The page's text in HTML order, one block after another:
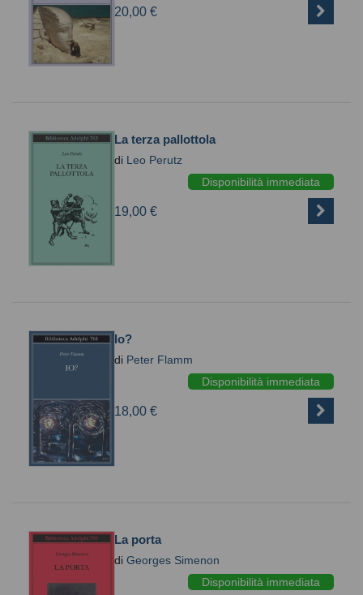
20,00 €
La terza pallottola
di Leo Perutz
Disponibilità immediata
19,00 €
Io?
di Peter Flamm
Disponibilità immediata
18,00 €
La porta
di Georges Simenon
Disponibilità immediata